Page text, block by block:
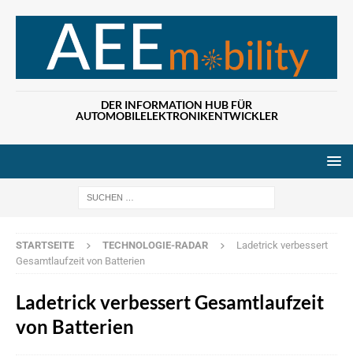
DER INFORMATION HUB FÜR
AUTOMOBILELEKTRONIKENTWICKLER
STARTSEITE TECHNOLOGIE-RADAR
Ladetrick verbessert
Gesamtlaufzeit von Batterien
Ladetrick verbessert Gesamtlaufzeit
von Batterien